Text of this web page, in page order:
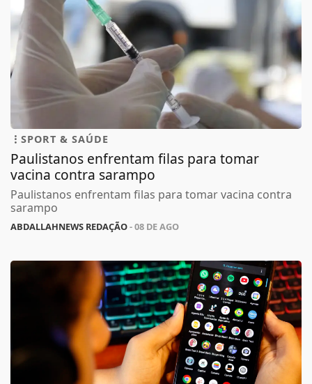
SPORT & SAÚDE
Paulistanos enfrentam filas para tomar
vacina contra sarampo
Paulistanos enfrentam filas para tomar vacina contra
sarampo
ABDALLAHNEWS REDAÇÃO- 08 DE AGO